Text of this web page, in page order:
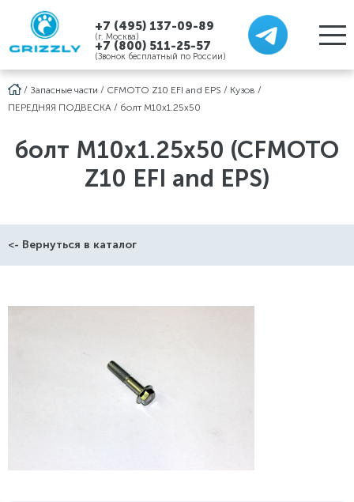
+7 (495) 137-09-89
(г. Москва)
+7 (800) 511-25-57
(Звонок бесплатный по России)
/ Запасные части / CFMOTO Z10 EFI and EPS / Кузов /
ПЕРЕДНЯЯ ПОДВЕСКА / болт M10x1.25x50
болт M10x1.25x50 (CFMOTO
Z10 EFI and EPS)
<- Вернуться в каталог